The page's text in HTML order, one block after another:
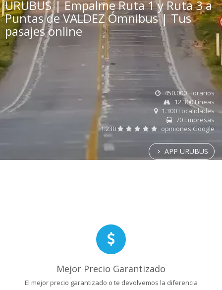
URUBUS | Empalme Ruta 1 y Ruta 3 a
Puntas de VALDEZ Ómnibus | Tus
pasajes online
450.000 Horarios
12.300 Líneas
1.300 Localidades
70 Empresas
1.230
opiniones Google
APP URUBUS
Mejor Precio Garantizado
El mejor precio garantizado o te devolvemos la diferencia